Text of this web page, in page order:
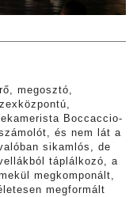
megosztó,
Boccaccio-
és nem lát a
sikamlós, de
táplálkozó, a
megkomponált,
megformált